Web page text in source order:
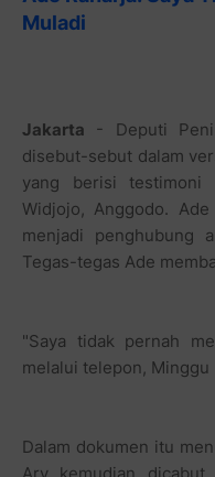
disebut-sebut dalam
Tegas-tegas Ade
"Saya tidak pernah
melalui telepon, Minggu
Ary kemudian
hubungi untuk
beberapa tempat,